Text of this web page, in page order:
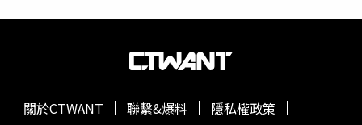
關於CTWANT 聯繫&爆料
隱私權政策